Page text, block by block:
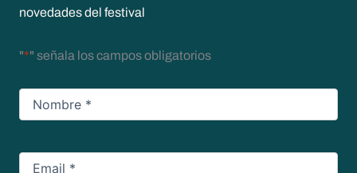
novedades del festival
"*" señala los campos obligatorios